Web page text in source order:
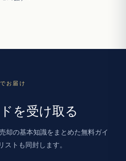
お届け
を受け取る
却の基本知識をまとめた無料ガイ
ストも同封します。